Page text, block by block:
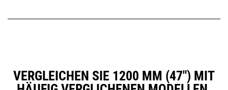
VERGLEICHEN SIE 1200 MM (47″) MIT